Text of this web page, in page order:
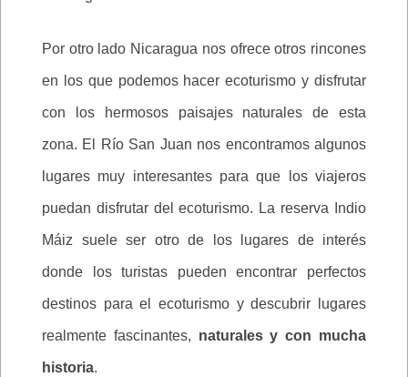
Por otro lado Nicaragua nos ofrece otros rincones
en los que podemos hacer ecoturismo y disfrutar
con los hermosos paisajes naturales de esta
zona. El Río San Juan nos encontramos algunos
lugares muy interesantes para que los viajeros
puedan disfrutar del ecoturismo. La reserva Indio
Máiz suele ser otro de los lugares de interés
donde los turistas pueden encontrar perfectos
destinos para el ecoturismo y descubrir lugares
realmente fascinantes, naturales y con mucha
historia.